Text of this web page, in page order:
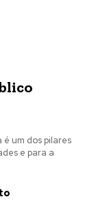
um dos pilares
e para a